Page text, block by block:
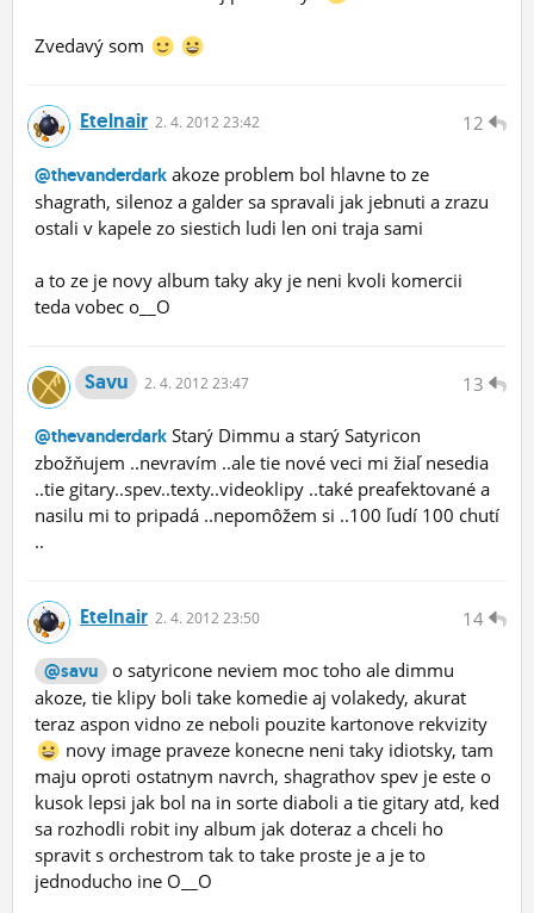
Zvedavý som
12
Etelnair 2. 4. 2012 23:42
@thevanderdark akoze problem bol hlavne to ze
shagrath, silenoz a galder sa spravali jak jebnuti a zrazu
ostali v kapele zo siestich ludi len oni traja sami
a to ze je novy album taky aky je neni kvoli komercii
teda vobec o__O
13
Savu 2. 4. 2012 23:47
@thevanderdark Starý Dimmu a starý Satyricon
zbožňujem ..nevravím ..ale tie nové veci mi žiaľ nesedia
..tie gitary..spev..texty..videoklipy ..také preafektované a
nasilu mi to pripadá ..nepomôžem si ..100 ľudí 100 chutí
..
14
Etelnair 2. 4. 2012 23:50
@savu o satyricone neviem moc toho ale dimmu
akoze, tie klipy boli take komedie aj volakedy, akurat
teraz aspon vidno ze neboli pouzite kartonove rekvizity
novy image praveze konecne neni taky idiotsky, tam
maju oproti ostatnym navrch, shagrathov spev je este o
kusok lepsi jak bol na in sorte diaboli a tie gitary atd, ked
sa rozhodli robit iny album jak doteraz a chceli ho
spravit s orchestrom tak to take proste je a je to
jednoducho ine O__O